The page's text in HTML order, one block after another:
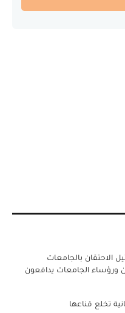
الاحتقان بالجامعات
ورؤساء الجامعات يدافعون
تخلع قناعها